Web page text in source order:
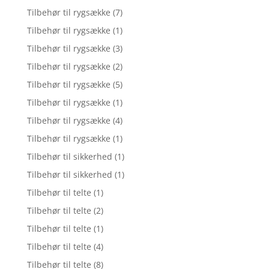
Tilbehør til rygsække (7)
Tilbehør til rygsække (1)
Tilbehør til rygsække (3)
Tilbehør til rygsække (2)
Tilbehør til rygsække (5)
Tilbehør til rygsække (1)
Tilbehør til rygsække (4)
Tilbehør til rygsække (1)
Tilbehør til sikkerhed (1)
Tilbehør til sikkerhed (1)
Tilbehør til telte (1)
Tilbehør til telte (2)
Tilbehør til telte (1)
Tilbehør til telte (4)
Tilbehør til telte (8)